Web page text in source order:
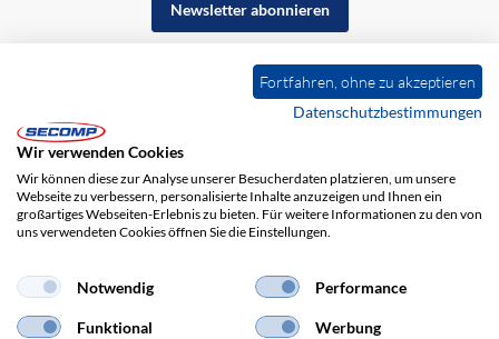
Newsletter abonnieren
Impressum Haftungsausschluss
Fortfahren, ohne zu akzeptieren
Datenschutzbestimmungen
Wir verwenden Cookies
Wir können diese zur Analyse unserer Besucherdaten platzieren, um unsere
Webseite zu verbessern, personalisierte Inhalte anzuzeigen und Ihnen ein
großartiges Webseiten-Erlebnis zu bieten. Für weitere Informationen zu den von
uns verwendeten Cookies öffnen Sie die Einstellungen.
Notwendig Performance
Funktional Werbung